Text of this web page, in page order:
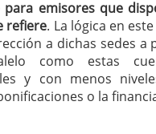
emisores que
refiere. La lógica en
a dichas sedes a
como estas
y con menos
o la